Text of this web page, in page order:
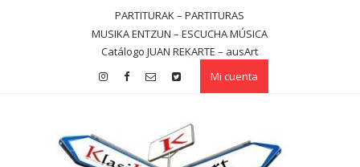
PARTITURAK – PARTITURAS
MUSIKA ENTZUN – ESCUCHA MÚSICA
Catálogo JUAN REKARTE – ausArt
Mi cuenta